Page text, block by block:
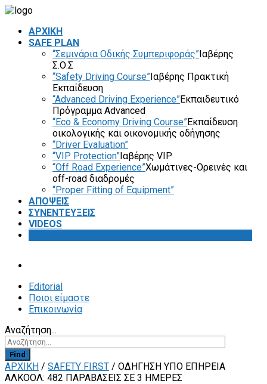
ΑΡΧΙΚΗ
SAFE PLAN
“Σεμινάρια Οδικής Συμπεριφοράς”Ιαβέρης
Σ.Ο.Σ
“Safety Driving Course”Ιαβέρης Πρακτική
Εκπαίδευση
“Advanced Driving Experience”Εκπαιδευτικό
Πρόγραμμα Advanced
“Eco & Economy Driving Course”Εκπαίδευση
οικολογικής και οικονομικής οδήγησης
“Driver Evaluation”
“VIP Protection”Ιαβέρης VIP
“Off Road Experience”Χωμάτινες-Ορεινές και
off-road διαδρομές
“Proper Fitting of Equipment”
ΑΠΟΨΕΙΣ
ΣΥΝΕΝΤΕΥΞΕΙΣ
VIDEOS
Editorial
Ποιοι είμαστε
Επικοινωνία
Αναζήτηση...
Find
ΑΡΧΙΚΗ / SAFETY FIRST / ΟΔΉΓΗΣΗ ΥΠΌ ΕΠΉΡΕΙΑ
ΑΛΚΟΌΛ: 482 ΠΑΡΑΒΆΣΕΙΣ ΣΕ 3 ΗΜΈΡΕΣ